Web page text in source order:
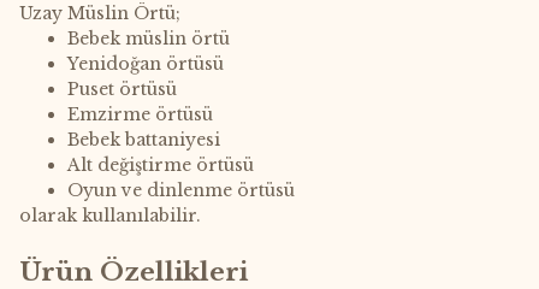
Uzay Müslin Örtü;
Bebek müslin örtü
Yenidoğan örtüsü
Puset örtüsü
Emzirme örtüsü
Bebek battaniyesi
Alt değiştirme örtüsü
Oyun ve dinlenme örtüsü
olarak kullanılabilir.
Ürün Özellikleri